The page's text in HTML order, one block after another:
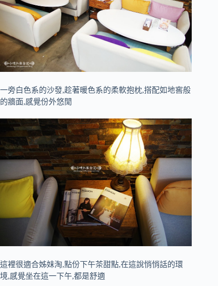
一旁白色系的沙發,趁著暖色系的柔軟抱枕,搭配如地窖般
的牆面,感覺份外悠閒
這裡很適合姊妹淘,點份下午茶甜點,在這說悄悄話的環
境,感覺坐在這一下午,都是舒適